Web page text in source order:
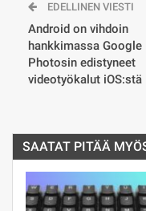
EDELLINEN VIESTI
Android on vihdoin
hankkimassa Google
Photosin edistyneet
videotyökalut iOS:stä
SAATAT PITÄÄ